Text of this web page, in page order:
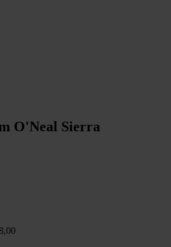
O'Neal Sierra